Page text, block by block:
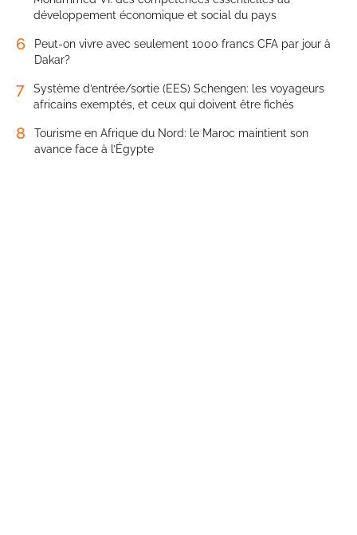
développement économique et social du pays
6
Peut-on vivre avec seulement 1000 francs CFA par jour à
Dakar?
7
Système d’entrée/sortie (EES) Schengen: les voyageurs
africains exemptés, et ceux qui doivent être fichés
8
Tourisme en Afrique du Nord: le Maroc maintient son
avance face à l’Égypte